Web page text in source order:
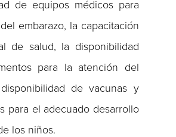
de equipos médicos para
embarazo, la capacitación
de salud, la disponibilidad
para la atención del
de vacunas y
para el adecuado desarrollo
los niños.